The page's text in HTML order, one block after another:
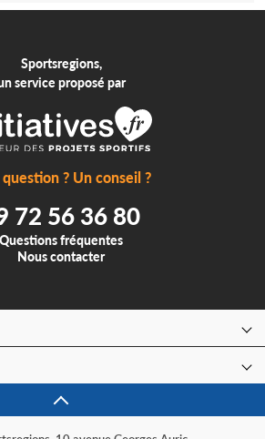
Sportsregions,
service proposé par
? Un conseil ?
72 56 36 80
Questions fréquentes
Nous contacter